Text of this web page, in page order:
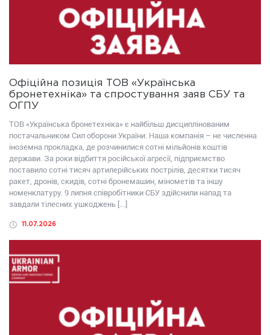
Офіційна позиція ТОВ «Українська
бронетехніка» та спростування заяв СБУ та
ОГПУ
ТОВ «Українська бронетехніка» є найбільш дисциплінованим
постачальником Сил оборони України. Наша компанія – не численна
іноземна прокладка, де розчинилися сотні мільйонів коштів
держави. За роки відбиття російської агресії, підприємство
поставило сотні тисяч артилерійських пострілів, десятки тисяч
ракет, дронів, скидів, сотні бронемашин, мінометів та іншу
номенклатуру. 9 липня співробітники СБУ здійснили напад та
завдали тілесних ушкоджень […]
11.07.2026